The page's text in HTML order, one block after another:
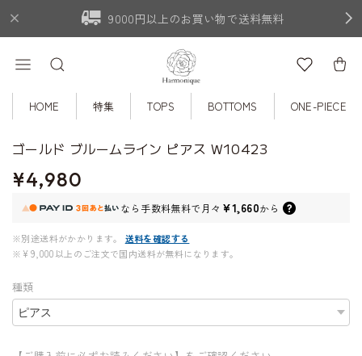
9000円以上のお買い物で送料無料
HOME 特集 TOPS BOTTOMS ONE-PIECE
ゴールド ブルームライン ピアス W10423
¥4,980
なら 手数料無料で月々 ¥1,660から
※別途送料がかかります。
送料を確認する
※¥9,000以上のご注文で国内送料が無料になります。
種類